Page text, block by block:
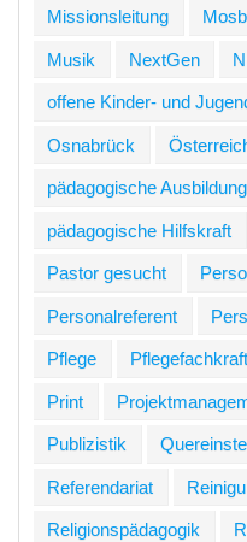
Missionsleitung
Musik NextGen
offene Kinder- und
Osnabrück
pädagogische Ausbildung
pädagogische Hilfskraft
Pastor gesucht
Personalreferent
Pflege Pflegefachkraft
Print
Publizistik
Referendariat
Religionspädagogik